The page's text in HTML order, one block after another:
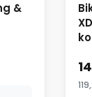
&